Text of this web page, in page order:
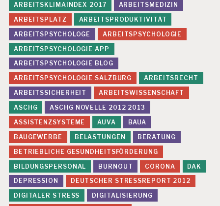
ARBEITSKLIMAINDEX 2017
ARBEITSMEDIZIN
ARBEITSPLATZ
ARBEITSPRODUKTIVITÄT
ARBEITSPSYCHOLOGE
ARBEITSPSYCHOLOGIE
ARBEITSPSYCHOLOGIE APP
ARBEITSPSYCHOLOGIE BLOG
ARBEITSPSYCHOLOGIE SALZBURG
ARBEITSRECHT
ARBEITSSICHERHEIT
ARBEITSWISSENSCHAFT
ASCHG
ASCHG NOVELLE 2012 2013
ASSISTENZSYSTEME
AUVA
BAUA
BAUGEWERBE
BELASTUNGEN
BERATUNG
BETRIEBLICHE GESUNDHEITSFÖRDERUNG
BILDUNGSPERSONAL
BURNOUT CORONA
DAK
DEPRESSION
DEUTSCHER STRESSREPORT 2012
DIGITALER STRESS
DIGITALISIERUNG